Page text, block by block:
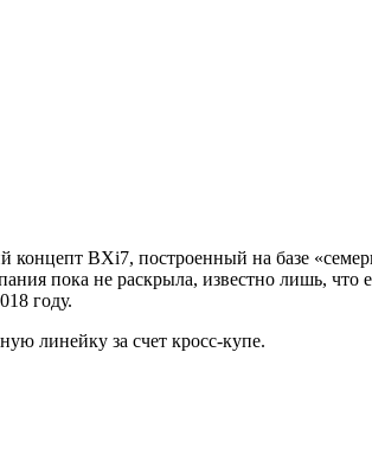
BXi7, построенный на базе
пока не раскрыла, известно лишь,
году.
линейку за счет кросс-купе.